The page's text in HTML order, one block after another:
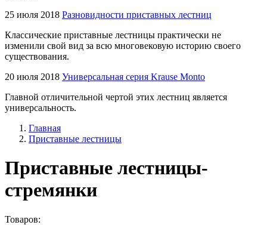
25 июля 2018 Разновидности приставных лестниц
Классические приставные лестницы практически не
изменили свой вид за всю многовековую историю своего
существования.
20 июля 2018 Универсальная серия Krause Monto
Главной отличительной чертой этих лестниц является
универсальность.
Главная
Приставные лестницы
Приставные лестницы-
стремянки
Товаров: